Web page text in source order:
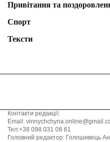
Привітання та
Спорт
Тексти
Контакти редакції:
Email:
Тел:+38 098 031 08 61
Головний редактор: Голошивець